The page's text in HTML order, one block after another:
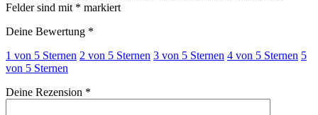
Felder sind mit * markiert
Deine Bewertung *
1 von 5 Sternen 2 von 5 Sternen 3 von 5 Sternen 4 von 5 Sternen 5
von 5 Sternen
Deine Rezension *